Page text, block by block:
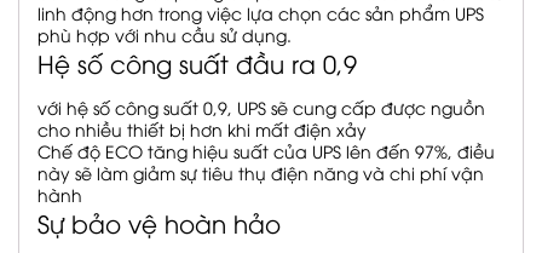
linh động hơn trong việc lựa chọn các sản phẩm UPS
phù hợp với nhu cầu sử dụng.
Hệ số công suất đầu ra 0,9
với hệ số công suất 0,9, UPS sẽ cung cấp được nguồn
cho nhiều thiết bị hơn khi mất điện xảy
Chế độ ECO tăng hiệu suất của UPS lên đến 97%, điều
này sẽ làm giảm sự tiêu thụ điện năng và chi phí vận
hành
Sự bảo vệ hoàn hảo